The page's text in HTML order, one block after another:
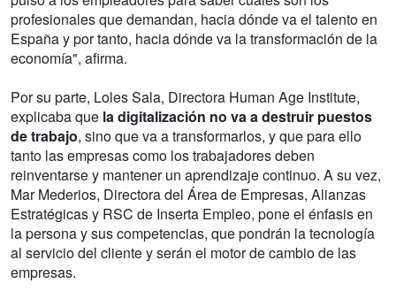
profesionales que demandan, hacia dónde va el talento en
España y por tanto, hacia dónde va la transformación de la
economía", afirma.
Por su parte, Loles Sala, Directora Human Age Institute,
explicaba que la digitalización no va a destruir puestos
de trabajo, sino que va a transformarlos, y que para ello
tanto las empresas como los trabajadores deben
reinventarse y mantener un aprendizaje continuo. A su vez,
Mar Mederios, Directora del Área de Empresas, Alianzas
Estratégicas y RSC de Inserta Empleo, pone el énfasis en
la persona y sus competencias, que pondrán la tecnología
al servicio del cliente y serán el motor de cambio de las
empresas.